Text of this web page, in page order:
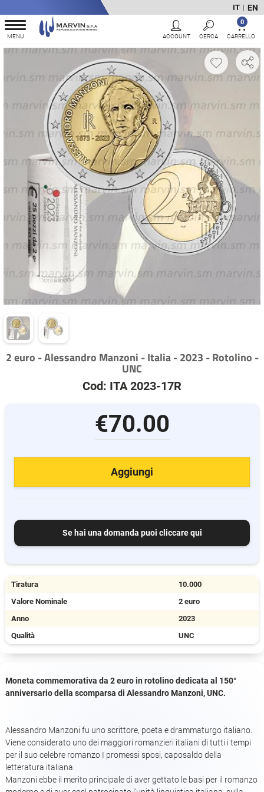
IT | EN
0
2 euro - Alessandro Manzoni - Italia - 2023 - Rotolino -
UNC
Cod: ITA 2023-17R
€70.00
Aggiungi
Se hai una domanda puoi cliccare qui
Tiratura
10.000
Valore Nominale
2 euro
Anno
2023
Qualità
UNC
Moneta commemorativa da 2 euro in rotolino dedicata al 150°
anniversario della scomparsa di Alessandro Manzoni, UNC.
Alessandro Manzoni fu uno scrittore, poeta e drammaturgo italiano.
Viene considerato uno dei maggiori romanzieri italiani di tutti i tempi
per il suo celebre romanzo I promessi sposi, caposaldo della
letteratura italiana.
Manzoni ebbe il merito principale di aver gettato le basi per il romanzo